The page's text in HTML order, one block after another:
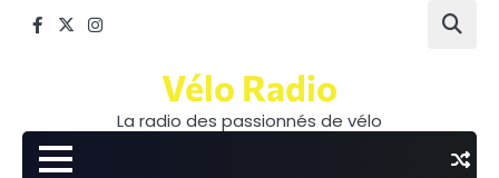
Facebook
TwitterInstagram
Vélo Radio
La radio des passionnés de vélo